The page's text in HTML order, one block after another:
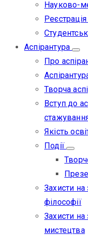
Науково-
Аспірантура
Про
Творча
Вступ до
Якість
Події
Захисти на
філософії
Захисти на
мистецтва